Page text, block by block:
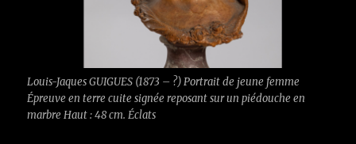
Louis-Jaques GUIGUES (1873 – ?) Portrait de jeune femme
Épreuve en terre cuite signée reposant sur un piédouche en
marbre Haut : 48 cm. Éclats